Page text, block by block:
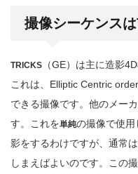
撮像シーケンス
TRICKS （GE）は主に造影
これは、Elliptic Centric
できる撮像です。他のメー
す。これを単純の撮像で使
影をするわけですが、通常
しまえばよいのです。この